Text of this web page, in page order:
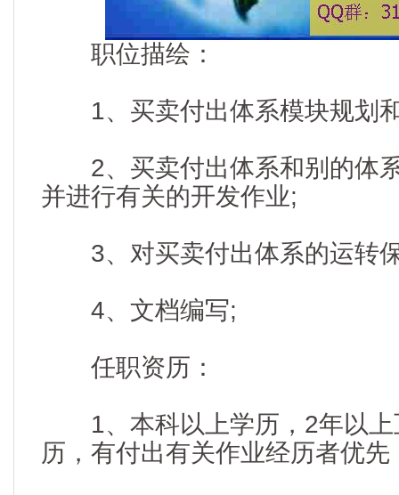
职位描绘：
1、买卖付出体系模块规划
2、买卖付出体系和别的体
并进行有关的开发作业;
3、对买卖付出体系的运转
4、文档编写;
任职资历：
1、本科以上学历，2年以上
历，有付出有关作业经历者优